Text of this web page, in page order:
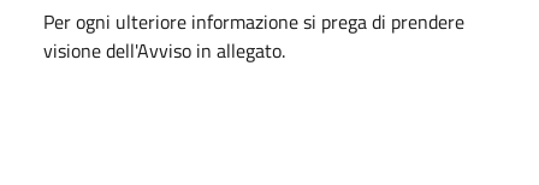
Per ogni ulteriore informazione si prega di prendere
visione dell'Avviso in allegato.